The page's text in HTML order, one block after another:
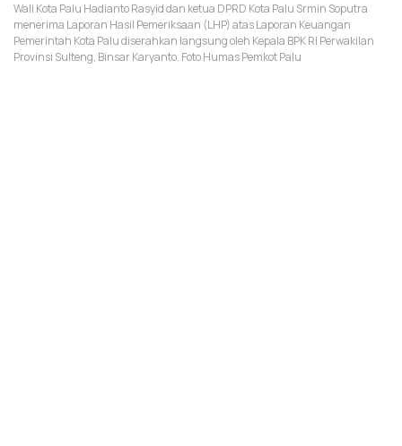
Wali Kota Palu Hadianto Rasyid dan ketua DPRD Kota Palu Srmin Soputra
menerima Laporan Hasil Pemeriksaan (LHP) atas Laporan Keuangan
Pemerintah Kota Palu diserahkan langsung oleh Kepala BPK RI Perwakilan
Provinsi Sulteng, Binsar Karyanto. Foto Humas Pemkot Palu